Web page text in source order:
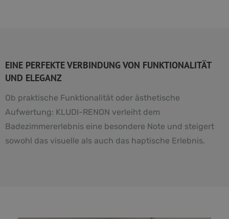
EINE PERFEKTE VERBINDUNG VON FUNKTIONALITÄT
UND ELEGANZ
Ob praktische Funktionalität oder ästhetische
Aufwertung: KLUDI-RENON verleiht dem
Badezimmererlebnis eine besondere Note und steigert
sowohl das visuelle als auch das haptische Erlebnis.